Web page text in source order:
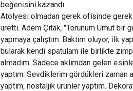
beğenisini kazandı.
Atölyesi olmadan gerek ofisinde
üretti. Adem Çıtak, "Torunum Umut bir
yapmaya çalıştım. Baktım oluyor, ilk
bularak kendi spatulam ile birlikte
almadım. Sadece aklımdan gelen
yaptım. Sevdiklerim gördükleri zaman
yaptım, nostaljik ürünler yaptım.